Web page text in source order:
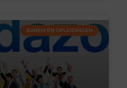
BANEN EN OPLEIDINGEN